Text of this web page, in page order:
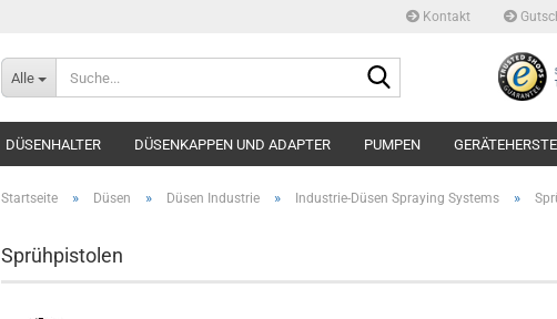
Kontakt
Alle
DÜSENHALTER DÜSENKAPPEN UND ADAPTER PUMPEN
Startseite » Düsen » Düsen Industrie » Industrie-Düsen Spraying Systems »
Sprühpistolen